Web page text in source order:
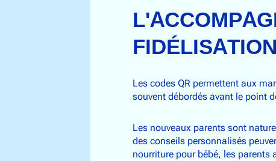
FIDÉLISATION
Les codes QR permettent aux
souvent débordés avant le point
Les nouveaux parents sont
des conseils personnalisés
nourriture pour bébé, les